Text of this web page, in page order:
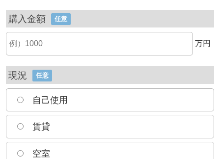
購入金額 任意
万円
現況 任意
自己使用
賃貸
空室